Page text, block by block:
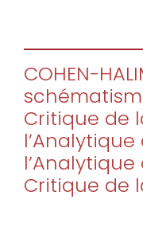
COHEN-
Critique de
Critique de